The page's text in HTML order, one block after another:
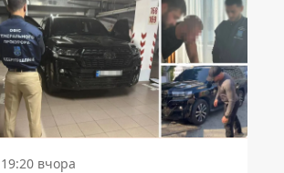
19:20 вчора